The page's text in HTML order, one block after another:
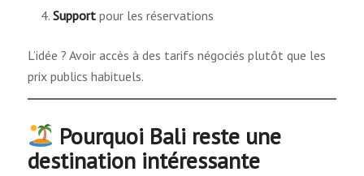
Supportpour les réservations
L’idée ? Avoir accès à des tarifs négociés plutôt que les
prix publics habituels.
Pourquoi Bali reste une
destination intéressante